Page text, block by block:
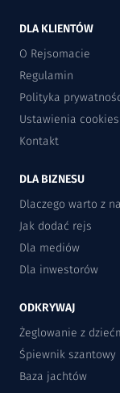
DLA KLIENTÓW
O Rejsomacie
Regulamin
Polityka
Ustawienia cookies
Kontakt
DLA BIZNESU
Dlaczego warto z
Jak dodać rejs
Dla mediów
Dla inwestorów
ODKRYWAJ
Żeglowanie z
Śpiewnik szantowy
Baza jachtów